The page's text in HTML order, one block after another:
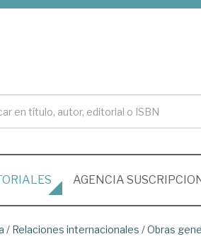
AGENCIA
/ Relaciones internacionales /Obras